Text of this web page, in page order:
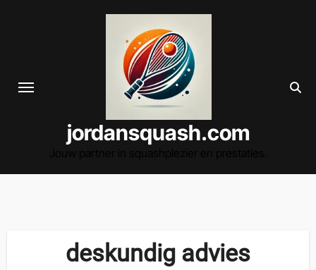
jordansquash.com
deskundig advies